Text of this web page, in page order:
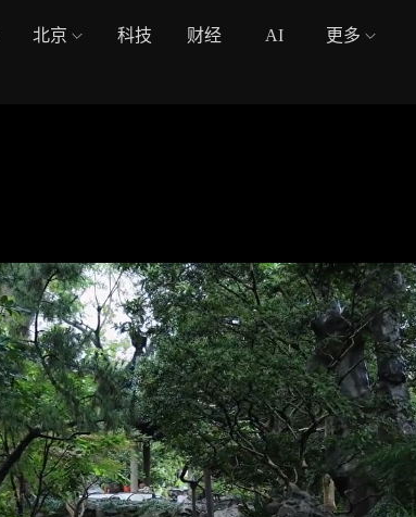
北京 科技 财经 AI 更多